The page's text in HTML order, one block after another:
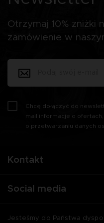
Kontakt
Social media
Jesteśmy do Państwa
Otrzymaj 10% zniżki
zamówienie w
Chcę dołączyć do
mail informacje o
o przetwarzaniu danych